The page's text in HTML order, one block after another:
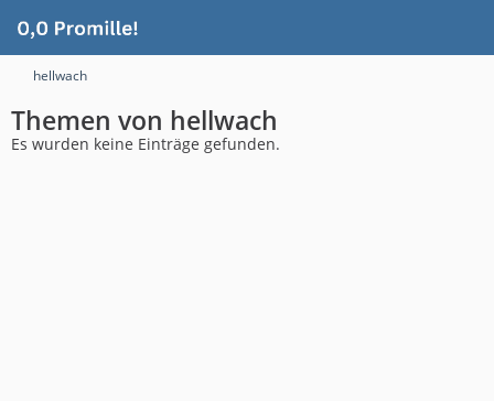
hellwach
Themen von hellwach
Es wurden keine Einträge gefunden.